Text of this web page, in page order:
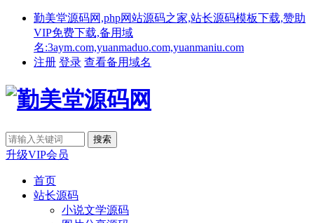
勤美堂源码网,php网站源码之家,站长源码模板下载,赞助
VIP免费下载,备用域
名:3aym.com,yuanmaduo.com,yuanmaniu.com
注册 登录 查看备用域名
升级VIP会员
首页
站长源码
小说文学源码